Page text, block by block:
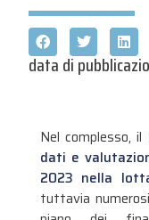
data di
Nel complesso, il
dati e
2023 nella
tuttavia